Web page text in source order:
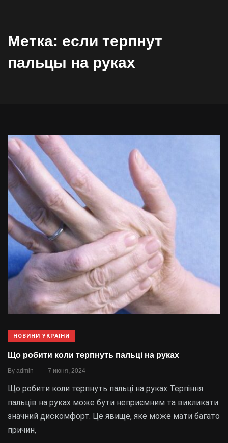
Метка: если терпнут
пальцы на руках
НОВИНИ УКРАЇНИ
Що робити коли терпнуть пальці на руках
By admin . 7 июня, 2024
Що робити коли терпнуть пальці на руках Терпіння
пальців на руках може бути неприємним та викликати
значний дискомфорт. Це явище, яке може мати багато
причин,